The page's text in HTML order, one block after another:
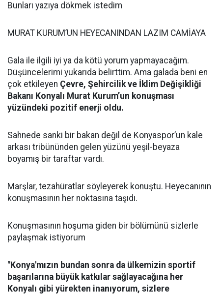
Bunları yazıya dökmek istedim
MURAT KURUM’UN HEYECANINDAN LAZIM CAMİAYA
Gala ile ilgili iyi ya da kötü yorum yapmayacağım.
Düşüncelerimi yukarıda belirttim. Ama galada beni en
çok etkileyen Çevre, Şehircilik ve İklim Değişikliği
Bakanı Konyalı Murat Kurum’un konuşması
yüzündeki pozitif enerji oldu.
Sahnede sanki bir bakan değil de Konyaspor’un kale
arkası tribününden gelen yüzünü yeşil-beyaza
boyamış bir taraftar vardı.
Marşlar, tezahüratlar söyleyerek konuştu. Heyecanının
konuşmasının her noktasına taşıdı.
Konuşmasının hoşuma giden bir bölümünü sizlerle
paylaşmak istiyorum
"Konya'mızın bundan sonra da ülkemizin sportif
başarılarına büyük katkılar sağlayacağına her
Konyalı gibi yürekten inanıyorum, sizlere